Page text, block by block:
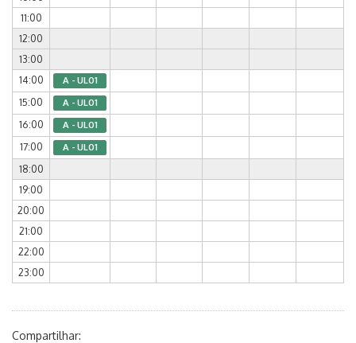
11:00
12:00
13:00
14:00
A - UL01
15:00 A - UL01
16:00 A - UL01
17:00 A - UL01
18:00
19:00
20:00
21:00
22:00
23:00
Compartilhar: